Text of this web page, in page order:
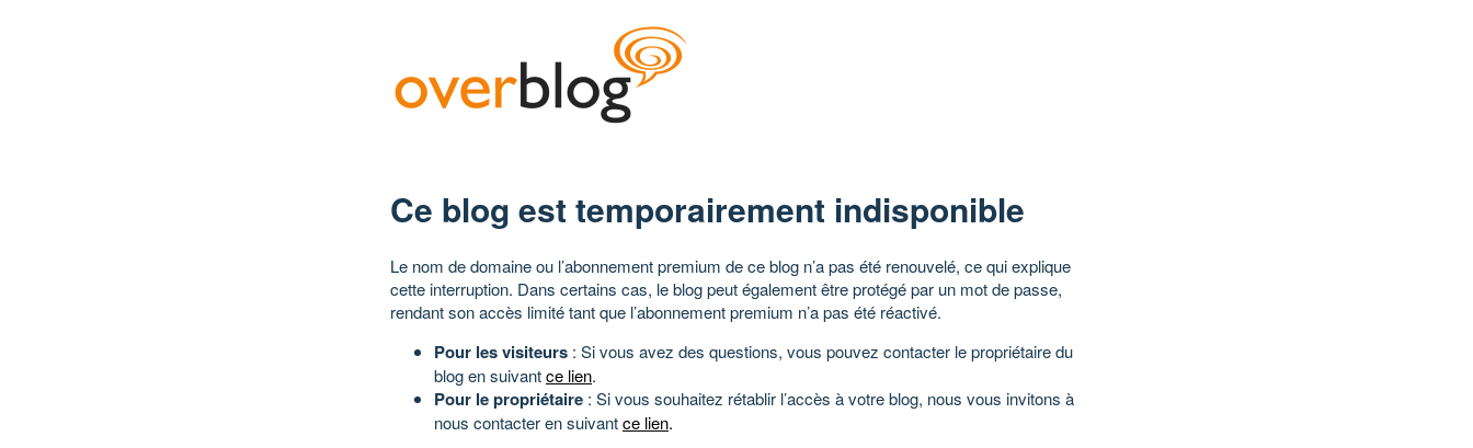
Ce blog est temporairement indisponible
Le nom de domaine ou l’abonnement premium de ce blog n’a pas été renouvelé, ce qui explique
cette interruption. Dans certains cas, le blog peut également être protégé par un mot de passe,
rendant son accès limité tant que l’abonnement premium n’a pas été réactivé.
Pour les visiteurs : Si vous avez des questions, vous pouvez contacter le propriétaire du
blog en suivantce lien.
Pour le propriétaire : Si vous souhaitez rétablir l’accès à votre blog, nous vous invitons à
nous contacter en suivantce lien.